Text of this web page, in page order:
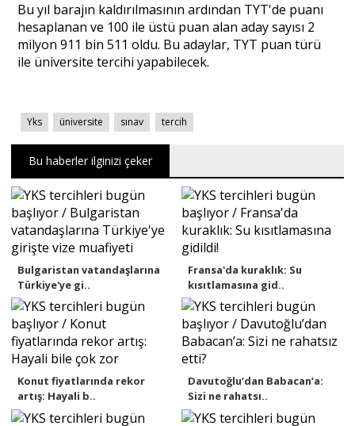
Eğitim
Ankara Analiz
Sağlık
Bu yıl barajın kaldırılmasının ardından TYT'de puanı
hesaplanan ve 100 ile üstü puan alan aday sayısı 2
milyon 911 bin 511 oldu. Bu adaylar, TYT puan türü
ile üniversite tercihi yapabilecek.
Yks üniversite sınav tercih
Bu haberler ilginizi çeker
Bulgaristan vatandaşlarına
Türkiye'ye gi..
Fransa'da kuraklık: Su
kısıtlamasına gid..
Konut fiyatlarında rekor
artış: Hayali b..
Davutoğlu’dan Babacan’a:
Sizi ne rahatsı..